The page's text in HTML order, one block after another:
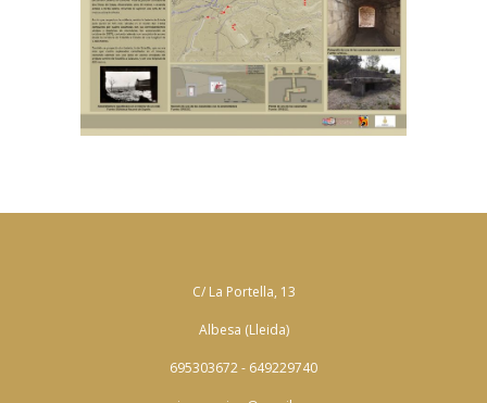
C/ La Portella, 13
Albesa (Lleida)
695303672 - 649229740